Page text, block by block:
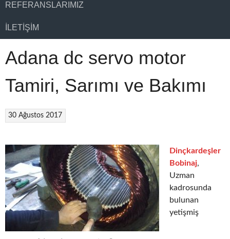
REFERANSLARIMIZ
İLETIŞIM
Adana dc servo motor
Tamiri, Sarımı ve Bakımı
30 Ağustos 2017
Dinçkardeşler
Bobinaj,
Uzman
kadrosunda
bulunan
yetişmiş